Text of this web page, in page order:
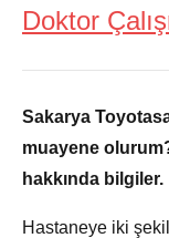
Doktor
Sakarya
muayene
hakkında bilgiler.
Hastaneye iki